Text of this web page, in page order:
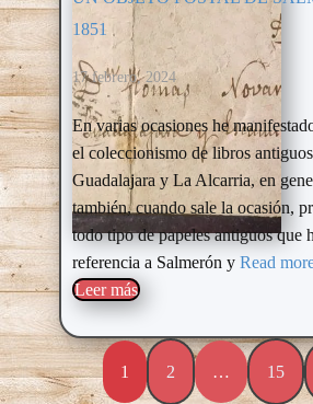
1851
17 febrero, 2024
En varias ocasiones he
el coleccionismo de libros
Guadalajara y La Alcarria, en
también, cuando sale la ocasión,
todo tipo de papeles antiguos que
referencia a Salmerón y Read
Leer más​
1 2 … 15